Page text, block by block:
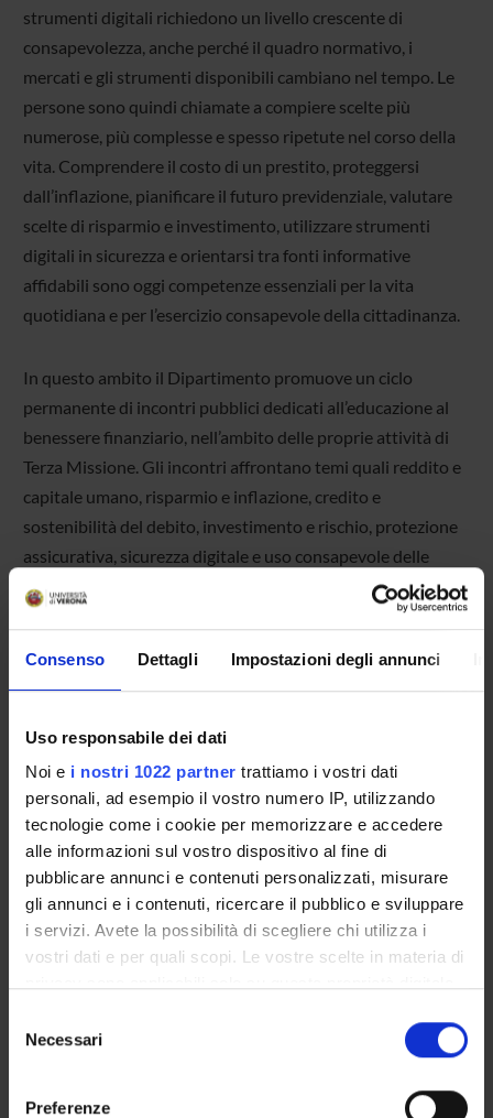
Consenso Dettagli Impostazioni degli annunci
Uso responsabile dei dati
Noi e i nostri 1022 partner trattiamo i vostri dati
personali, ad esempio il vostro numero IP, utilizzando
tecnologie come i cookie per memorizzare e accedere
alle informazioni sul vostro dispositivo al fine di
pubblicare annunci e contenuti personalizzati, misurare
gli annunci e i contenuti, ricercare il pubblico e sviluppare
i servizi. Avete la possibilità di scegliere chi utilizza i
vostri dati e per quali scopi. Le vostre scelte in materia di
modificare o revocare il proprio consenso in qualsiasi
momento dalla Dichiarazione sui cookie o facendo clic
delNecessari
Preferenze
strumenti digitali richiedono un livello crescente di
consapevolezza, anche perché il quadro normativo, i
mercati e gli strumenti disponibili cambiano nel tempo. Le
persone sono quindi chiamate a compiere scelte più
numerose, più complesse e spesso ripetute nel corso della
vita. Comprendere il costo di un prestito, proteggersi
dall’inflazione, pianificare il futuro previdenziale, valutare
scelte di risparmio e investimento, utilizzare strumenti
digitali in sicurezza e orientarsi tra fonti informative
affidabili sono oggi competenze essenziali per la vita
quotidiana e per l’esercizio consapevole della cittadinanza.
In questo ambito il Dipartimento promuove un ciclo
permanente di incontri pubblici dedicati all’educazione al
benessere finanziario, nell’ambito delle proprie attività di
Terza Missione. Gli incontri affrontano temi quali reddito e
capitale umano, risparmio e inflazione, credito e
sostenibilità del debito, investimento e rischio, protezione
assicurativa, sicurezza digitale e uso consapevole delle
informazioni economiche e finanziarie.
Tra le iniziative già realizzate rientrano:
Le attività svolte nell’ambito del progetto nazionale “Il
professor Alessandro Bucciol, su temi quali pianificazione
previdenziale, gestione del risparmio, sostenibilità del
debito e comportamento finanziario.
L’incontro “Educazione Finanziaria Facile ”, tenuto l’8
maggio 2024 presso il Polo Zanotto di Verona con Paolo
Coletti, dedicato agli strumenti finanziari di base.
Annamaria Lusardi, incentrata sui temi fondamentali
dell’educazione finanziaria e della consapevolezza nelle